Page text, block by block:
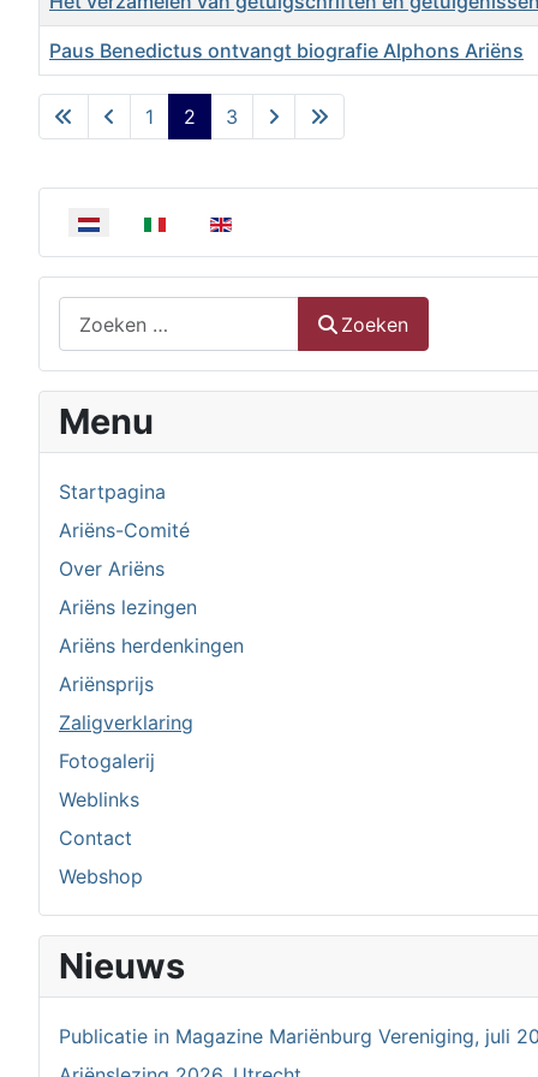
Selecteer de taal
Zoeken
Menu
Startpagina
Ariëns-Comité
Over Ariëns
Ariëns lezingen
Ariëns herdenkingen
Ariënsprijs
Zaligverklaring
Fotogalerij
Weblinks
Contact
Webshop
Nieuws
Publicatie in Magazine Mariënburg Vereniging, juli
Artikelen
Paus Benedictus ontvangt biografie Alphons Ariëns
1 2 3